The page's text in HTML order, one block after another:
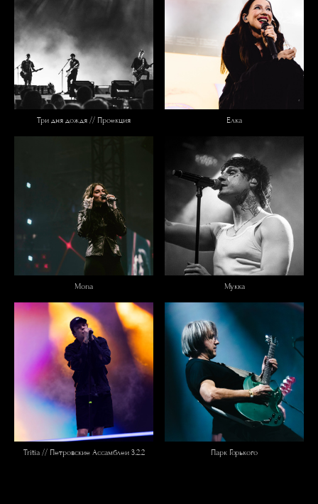
Три дня дождя // Проекция Елка
Mona Мукка
Tritia // Петровские Ассамблеи 3.2.2 Парк Горького